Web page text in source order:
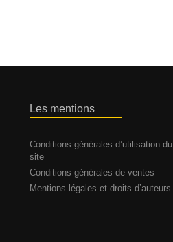
Les mentions
Conditions générales d’utilisation du
site
Conditions générales de ventes
Mentions légales et droits d’auteurs